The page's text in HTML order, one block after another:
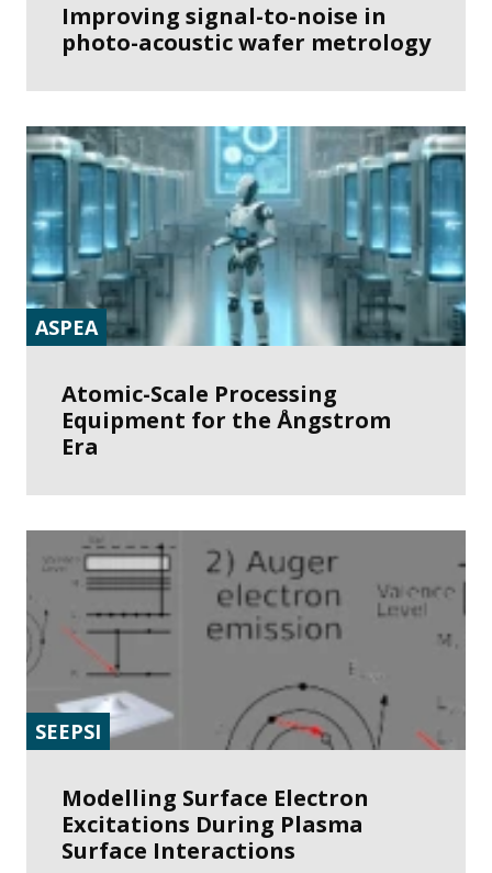
Improving signal-to-noise in
photo-acoustic wafer metrology
ASPEA
Atomic-Scale Processing
Equipment for the Ångstrom
Era
SEEPSI
Modelling Surface Electron
Excitations During Plasma
Surface Interactions